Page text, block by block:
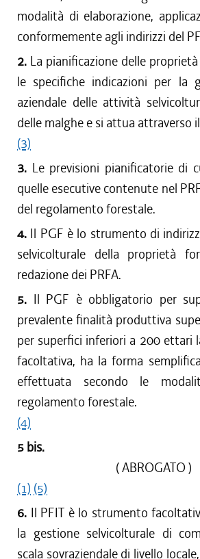
modalità di elaborazione,
conformemente agli indirizzi del
2. La pianificazione delle
le specifiche indicazioni per la
aziendale delle attività
delle malghe e si attua attraverso
(3)
3. Le previsioni pianificatorie di
quelle esecutive contenute nel
del regolamento forestale.
4. Il PGF è lo strumento di
selvicolturale della proprietà
redazione dei PRFA.
5. Il PGF è obbligatorio per
prevalente finalità produttiva
per superfici inferiori a 200 ettari
facoltativa, ha la forma
effettuata secondo le
regolamento forestale.
(4)
5 bis.
( ABROGATO )
(1) (5)
6. Il PFIT è lo strumento
la gestione selvicolturale di
scala sovraziendale di livello